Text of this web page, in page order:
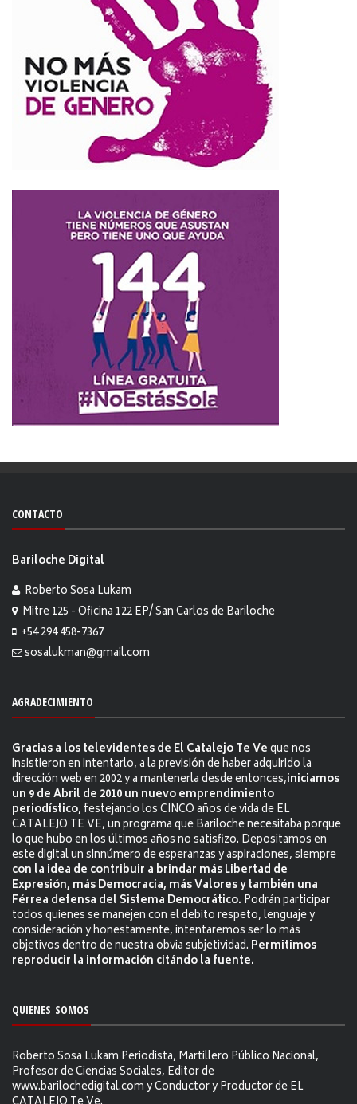
CONTACTO
Bariloche Digital
Roberto Sosa Lukam
Mitre 125 - Oficina 122 EP/ San Carlos de Bariloche
+54 294 458-7367
sosalukman@gmail.com
AGRADECIMIENTO
Gracias a los televidentes de El Catalejo Te Veque nos
insistieron en intentarlo, a la previsión de haber adquirido la
dirección web en 2002 y a mantenerla desde entonces,iniciamos
un 9 de Abril de 2010 un nuevo emprendimiento
periodístico, festejando los CINCO años de vida de EL
CATALEJO TE VE, un programa que Bariloche necesitaba porque
lo que hubo en los últimos años no satisfizo. Depositamos en
este digital un sinnúmero de esperanzas y aspiraciones, siempre
con la idea de contribuir a brindar más Libertad de
Expresión, más Democracia, más Valores y también una
Férrea defensa del Sistema Democrático. Podrán participar
todos quienes se manejen con el debito respeto, lenguaje y
consideración y honestamente, intentaremos ser lo más
objetivos dentro de nuestra obvia subjetividad. Permitimos
reproducir la información citándo la fuente.
QUIENES SOMOS
Roberto Sosa Lukam Periodista, Martillero Público Nacional,
Profesor de Ciencias Sociales, Editor de
www.barilochedigital.com y Conductor y Productor de EL